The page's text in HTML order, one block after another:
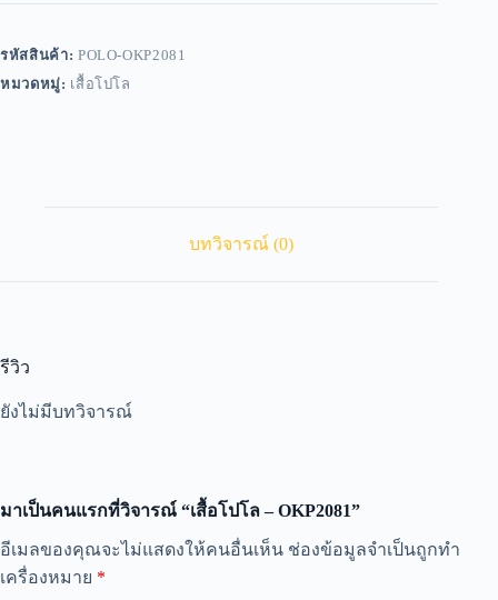
รหัสสินค้า: POLO-OKP2081
หมวดหมู่: เสื้อโปโล
บทวิจารณ์ (0)
รีวิว
ยังไม่มีบทวิจารณ์
มาเป็นคนแรกที่วิจารณ์ “เสื้อโปโล – OKP2081”
อีเมลของคุณจะไม่แสดงให้คนอื่นเห็น ช่องข้อมูลจำเป็นถูกทำ
เครื่องหมาย *
A
t